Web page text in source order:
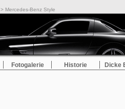
> Mercedes-Benz Style
Fotogalerie Historie Dicke